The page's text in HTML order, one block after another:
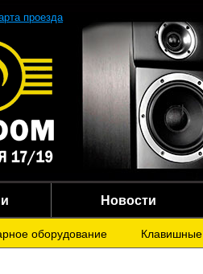
проезда
Новости
оборудование Клавишные